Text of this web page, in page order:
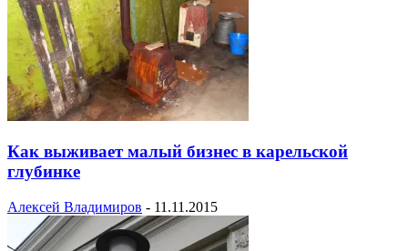
Как выживает малый бизнес в карельской
глубинке
Алексей Владимиров - 11.11.2015